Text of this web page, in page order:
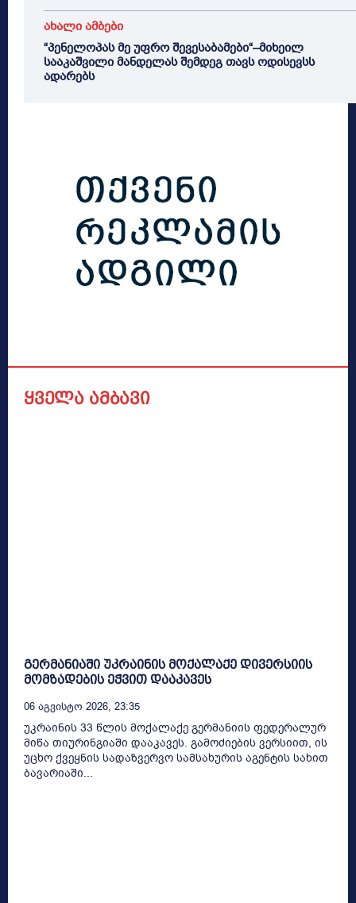
ახალი ამბები
“პენელოპას მე უფრო შევესაბამები“–მიხეილ
სააკაშვილი მანდელას შემდეგ თავს ოდისევსს
ადარებს
ყველა ამბავი
გერმანიაში უკრაინის მოქალაქე დივერსიის
მომზადების ეჭვით დააკავეს
06 Აგვისტო 2026, 23:35
უკრაინის 33 წლის მოქალაქე გერმანიის ფედერალურ
მიწა თიურინგიაში დააკავეს. გამოძიების ვერსიით, ის
უცხო ქვეყნის სადაზვერვო სამსახურის აგენტის სახით
ბავარიაში...